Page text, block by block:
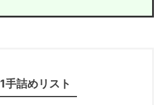
1手詰めリスト